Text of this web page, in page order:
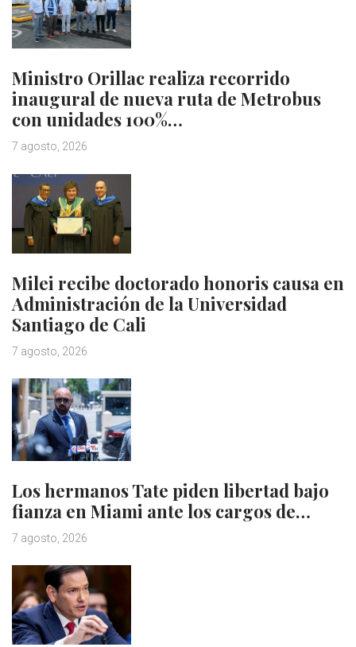
Ministro Orillac realiza recorrido
inaugural de nueva ruta de Metrobus
con unidades 100%…
7 agosto, 2026
Milei recibe doctorado honoris causa en
Administración de la Universidad
Santiago de Cali
7 agosto, 2026
Los hermanos Tate piden libertad bajo
fianza en Miami ante los cargos de…
7 agosto, 2026